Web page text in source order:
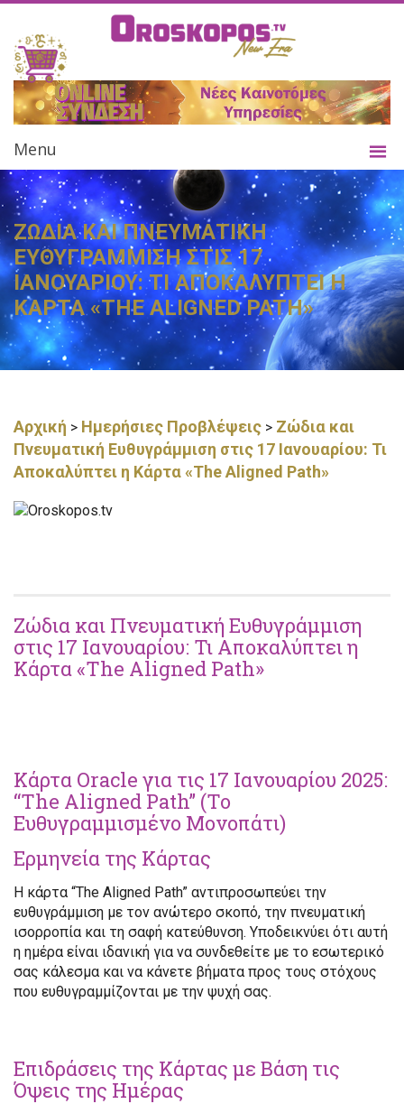
Menu
ΖΩΔΙΑ ΚΑΙ ΠΝΕΥΜΑΤΙΚΗ
ΕΥΘΥΓΡΑΜΜΙΣΗ ΣΤΙΣ 17
ΙΑΝΟΥΑΡΙΟΥ: ΤΙ ΑΠΟΚΑΛΥΠΤΕΙ Η
ΚΑΡΤΑ «THE ALIGNED PATH»
Αρχική > Ημερήσιες Προβλέψεις > Ζώδια και
Πνευματική Ευθυγράμμιση στις 17 Ιανουαρίου: Τι
Αποκαλύπτει η Κάρτα «The Aligned Path»
Ζώδια και Πνευματική Ευθυγράμμιση
στις 17 Ιανουαρίου: Τι Αποκαλύπτει η
Κάρτα «The Aligned Path»
Κάρτα Oracle για τις 17 Ιανουαρίου 2025:
“The Aligned Path” (Το
Ευθυγραμμισμένο Μονοπάτι)
Ερμηνεία της Κάρτας
Η κάρτα “The Aligned Path” αντιπροσωπεύει την
ευθυγράμμιση με τον ανώτερο σκοπό, την πνευματική
ισορροπία και τη σαφή κατεύθυνση. Υποδεικνύει ότι αυτή
η ημέρα είναι ιδανική για να συνδεθείτε με το εσωτερικό
σας κάλεσμα και να κάνετε βήματα προς τους στόχους
που ευθυγραμμίζονται με την ψυχή σας.
Επιδράσεις της Κάρτας με Βάση τις
Όψεις της Ημέρας